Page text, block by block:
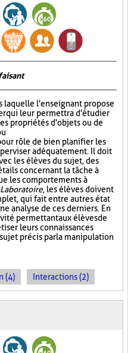
laquelle l'enseignant propose
qui leur permettra d'étudier
propriétés d'objets ou de
rôle de bien planifier les
adéquatement. Il doit
les élèves du sujet, des
concernant la tâche à
les comportements à
Laboratoire, les élèves doivent
qui fait entre autres état
analyse de ces derniers. En
permettant aux élèves de
leurs connaissances
précis par la manipulation
(4) Interactions (2)